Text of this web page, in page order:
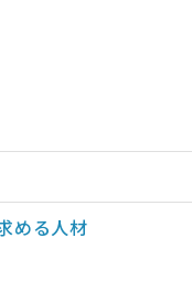
める人材